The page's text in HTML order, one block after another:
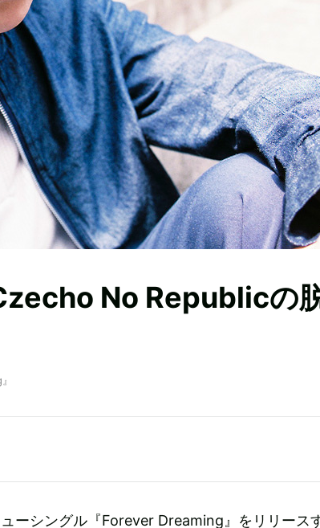
No Republicの
ーシングル『Forever Dreaming』をリリース